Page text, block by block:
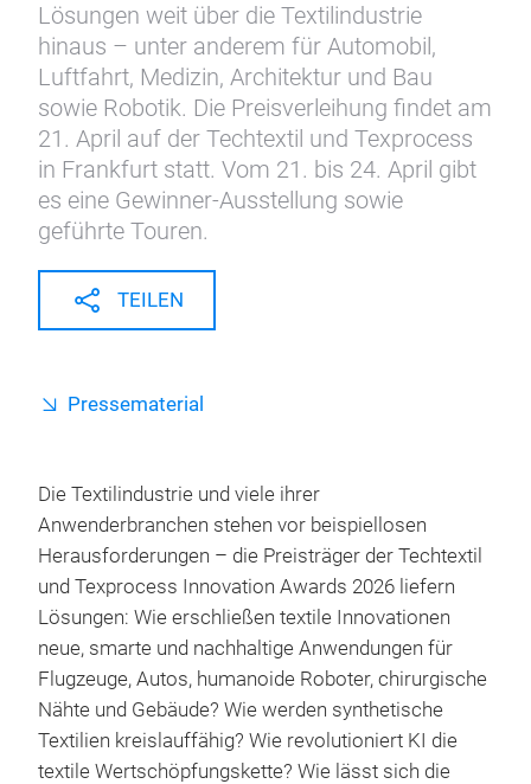
Lösungen weit über die Textilindustrie
hinaus – unter anderem für Automobil,
Luftfahrt, Medizin, Architektur und Bau
sowie Robotik. Die Preisverleihung findet am
21. April auf der Techtextil und Texprocess
in Frankfurt statt. Vom 21. bis 24. April gibt
es eine Gewinner-Ausstellung sowie
geführte Touren.
TEILEN
Pressematerial
Die Textilindustrie und viele ihrer
Anwenderbranchen stehen vor beispiellosen
Herausforderungen – die Preisträger der Techtextil
und Texprocess Innovation Awards 2026 liefern
Lösungen: Wie erschließen textile Innovationen
neue, smarte und nachhaltige Anwendungen für
Flugzeuge, Autos, humanoide Roboter, chirurgische
Nähte und Gebäude? Wie werden synthetische
Textilien kreislauffähig? Wie revolutioniert KI die
textile Wertschöpfungskette? Wie lässt sich die